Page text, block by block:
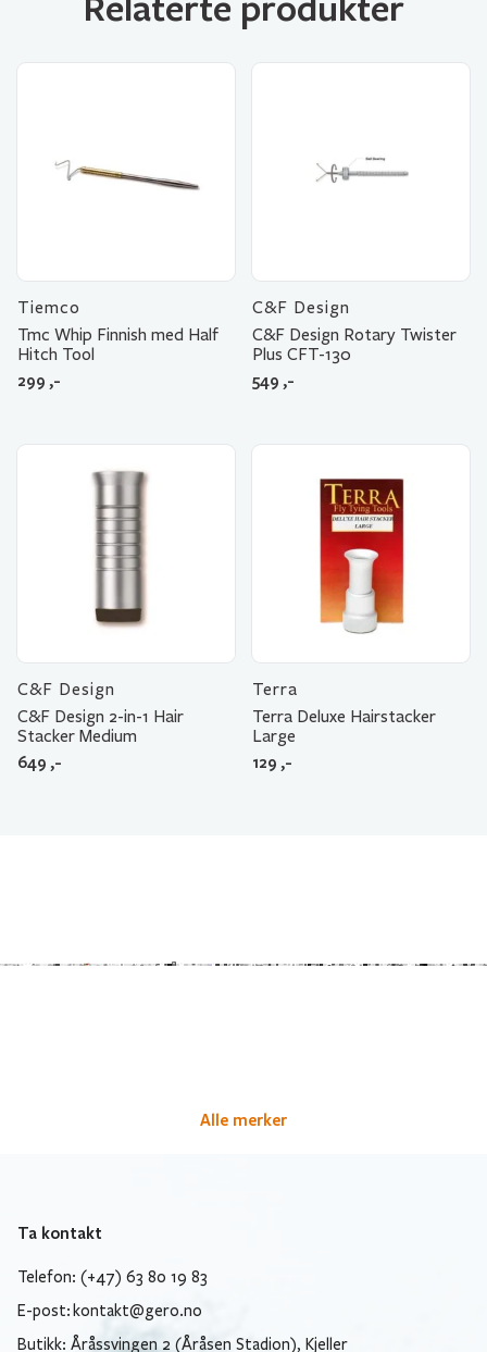
Tiemco
Tmc Whip Finnish med Half
Hitch Tool
299 ,-
C&F Design
C&F Design Rotary Twister
Plus CFT-130
549 ,-
C&F Design
C&F Design 2-in-1 Hair
Stacker Medium
649 ,-
Terra
Terra Deluxe Hairstacker
Large
129 ,-
Alle merker
Ta kontakt
Telefon: (+47) 63 80 19 83
E-post: kontakt@gero.no
Butikk: Åråssvingen 2 (Åråsen Stadion), Kjeller